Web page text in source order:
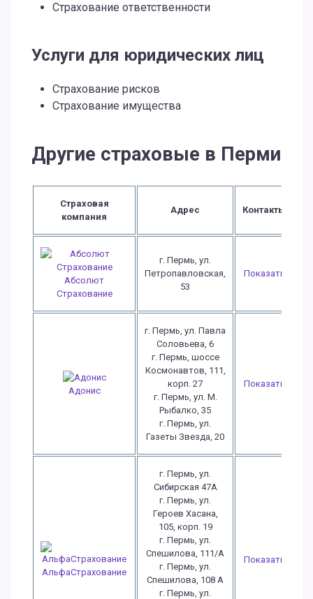
Страхование ответственности
Услуги для юридических лиц
Страхование рисков
Страхование имущества
Другие страховые в Перми
Страховая
компания
Адрес Контакты
Абсолют
Страхование
г. Пермь, ул.
Петропавловская,
53
Показать
Адонис
г. Пермь, ул. Павла
Соловьева, 6
г. Пермь, шоссе
Космонавтов, 111,
корп. 27
г. Пермь, ул. М.
Рыбалко, 35
г. Пермь, ул.
Газеты Звезда, 20
Показать
АльфаСтрахование
г. Пермь, ул.
Сибирская 47А
г. Пермь, ул.
Героев Хасана,
105, корп. 19
г. Пермь, ул.
Спешилова, 111/А
г. Пермь, ул.
Спешилова, 108 А
г. Пермь, ул.
Показать